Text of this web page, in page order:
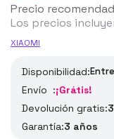
Precio
Los precios
XIAOMI
Disponibilidad:
Envío :¡Grátis!
Devolución gratis:
Garantía:3 años